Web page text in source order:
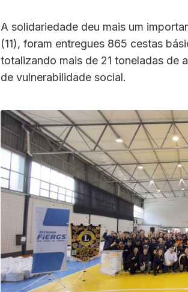
A solidariedade deu mais um
(11), foram entregues 865 cestas
totalizando mais de 21 toneladas de
de vulnerabilidade social.